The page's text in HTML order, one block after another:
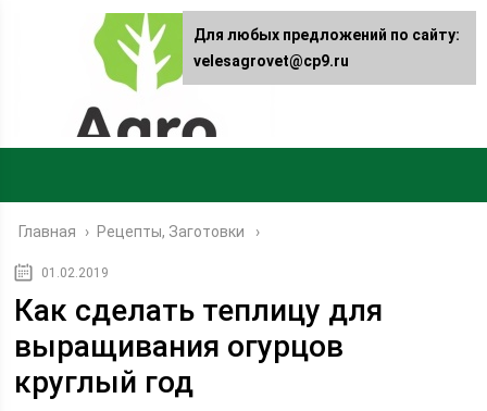
Главная › Рецепты, Заготовки
01.02.2019
Как сделать теплицу для
выращивания огурцов
круглый год
Для любых предложений по сайту:
velesagrovet@cp9.ru